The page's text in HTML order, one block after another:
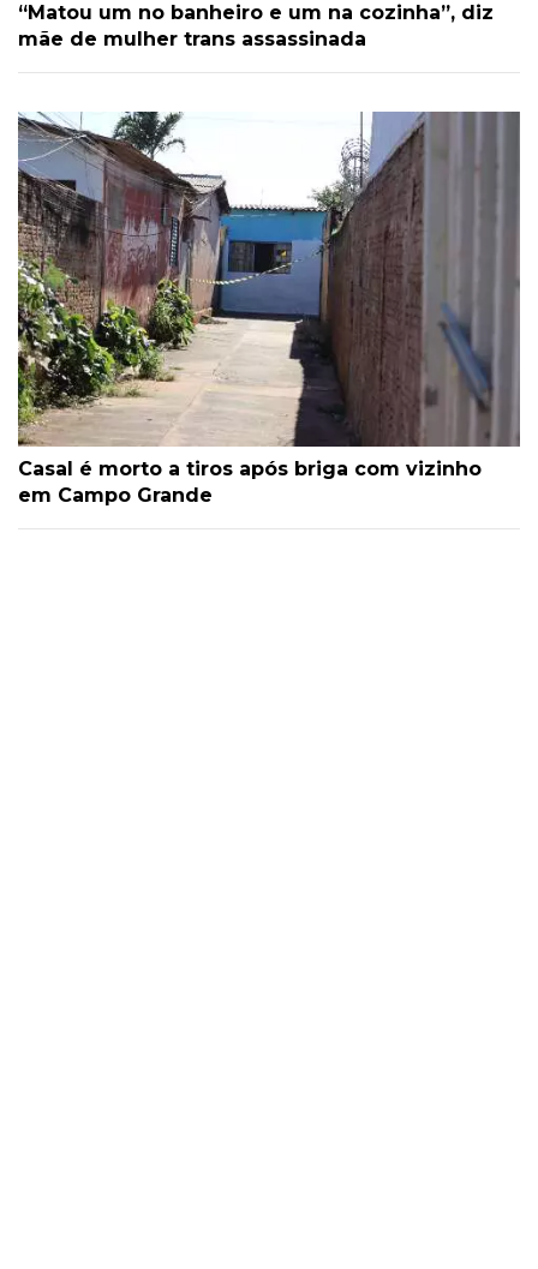
“Matou um no banheiro e um na cozinha”, diz
mãe de mulher trans assassinada
Casal é morto a tiros após briga com vizinho
em Campo Grande